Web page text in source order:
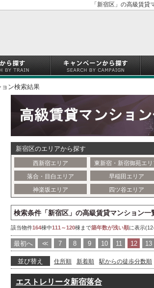
「新宿区」の高級賃
ョン検索結果
新宿区のエリアから探す
西新宿エリア 東新宿・新宿御苑エリ
落合・目白エリア
早稲田エリア
神楽坂エリア
四ツ谷エリア
検索条件「新宿区」の高級賃貸マンション一
該当物件164棟中111～120棟まで築年数が浅い順に表示
最初へ << 7 8 9 10 11 12 13
並び替え 住所順 新着順 駅からの徒歩分数順
エストレリータ新宿落合